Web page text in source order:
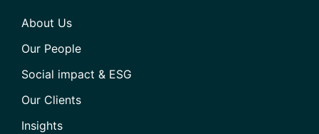
About Us
Our People
Social impact & ESG
Our Clients
Insights